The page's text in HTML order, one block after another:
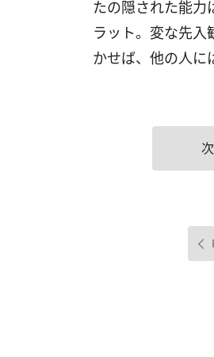
たの隠された能力
ラット。変な先入
かせば、他の人に